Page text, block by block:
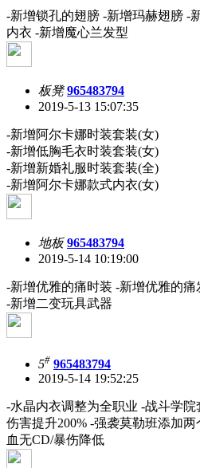
-新增锁孔的翅膀 -新增玛赫翅膀 -
内衣 -新增魔心兰发型
板凳 965483794
2019-5-13 15:07:35
-新增阿尔卡娜时装套装(女)
-新增低胸毛衣时装套装(女)
-新增新婚礼服时装套装(全)
-新增阿尔卡娜款式内衣(女)
地板 965483794
2019-5-14 10:19:00
-新增优雅的痛时装 -新增优雅的痛
-新增二变玩具武器
5# 965483794
2019-5-14 19:52:25
-水晶内衣调整为全职业 -战斗学
伤害提升200% -强袭莫勒班添加
血无CD/暴伤降低